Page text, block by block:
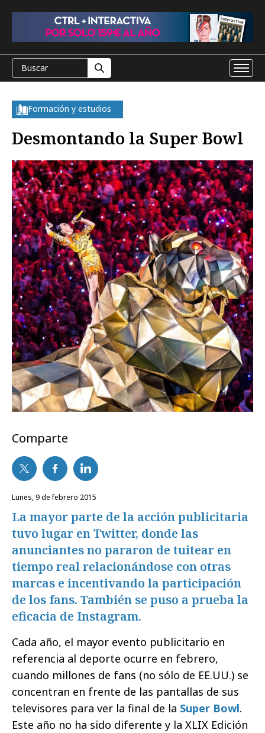
Formación y estudios
Desmontando la Super Bowl
Comparte
lunes, 9 de febrero 2015
La mayor parte de la acción publicitaria
tuvo lugar en Twitter, donde las
anunciantes no pararon de tuitear en
tiempo real relacionándose con otras
marcas e incentivando la participación
de los fans. También se puso a prueba la
eficacia de Instagram.
Cada año, el mayor evento publicitario en
referencia al deporte ocurre en febrero,
cuando millones de fans (no sólo de EE.UU.) se
concentran en frente de las pantallas de sus
televisores para ver la final de la Super Bowl.
Este año no ha sido diferente y la XLIX Edición